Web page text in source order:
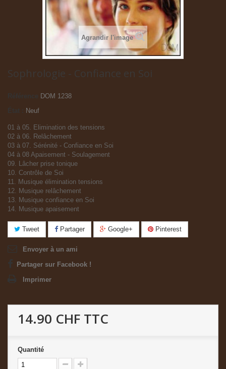
Agrandir l'image
Sophrologie - Confiance en Soi
Référence
DOM 1238
Neuf
01 à 05. Elimination des tensions
02 à 06. Relâchement
03 à 07. Sérénité - Confiance en Soi
04 à 08 Apaisement - Soulagement
09. Lâcher prise tonique
10. Contrôle de Soi
11. Musique élimination tensions
12. Musique relâchement
13. Musique confiance en Soi
14. Musique apaisement
Tweet Partager Google+ Pinterest
Envoyer à un ami
Partager sur Facebook !
Imprimer
14.90 CHF TTC
Quantité